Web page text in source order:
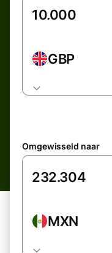
GBP
Omgewisseld naar
MXN